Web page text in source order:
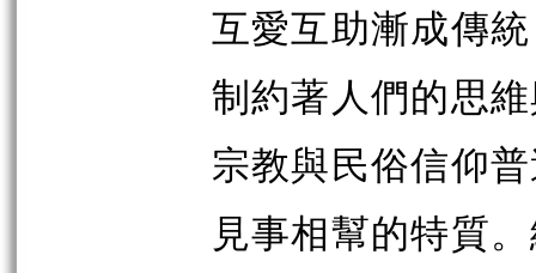
互愛互助漸成傳
制約著人們的思
宗教與民俗信仰
見事相幫的特質